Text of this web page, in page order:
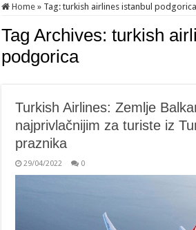
Home » Tag:turkish airlines istanbul podgorica
Tag Archives:turkish
podgorica
Turkish Airlines: Zemlje
najprivlačnijim za turiste iz
praznika
29/04/2022 0